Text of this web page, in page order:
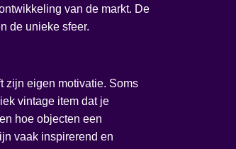
van de markt. De
de unieke sfeer.
zijn eigen motivatie. Soms
vintage item dat je
hoe objecten een
vaak inspirerend en